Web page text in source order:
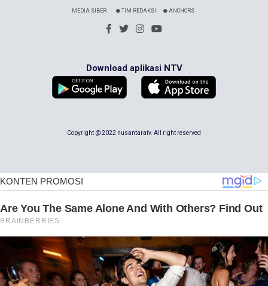
MEDIA SIBER TIM REDAKSI ANCHORS
Download aplikasi NTV
Copyright @ 2022 nusantaratv. All right reserved